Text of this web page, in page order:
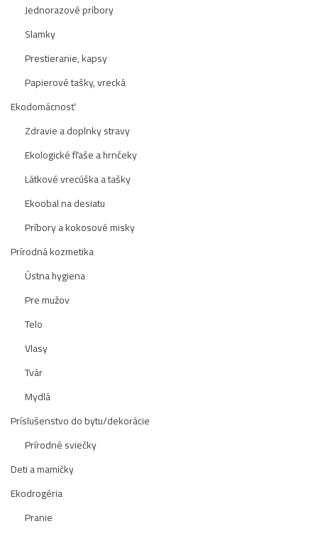
Jednorazové príbory
Slamky
Prestieranie, kapsy
Papierové tašky, vrecká
Ekodomácnosť
Zdravie a doplnky stravy
Ekologické fľaše a hrnčeky
Látkové vrecúška a tašky
Ekoobal na desiatu
Príbory a kokosové misky
Prírodná kozmetika
Ústna hygiena
Pre mužov
Telo
Vlasy
Tvár
Mydlá
Príslušenstvo do bytu/dekorácie
Prírodné sviečky
Deti a mamičky
Ekodrogéria
Pranie